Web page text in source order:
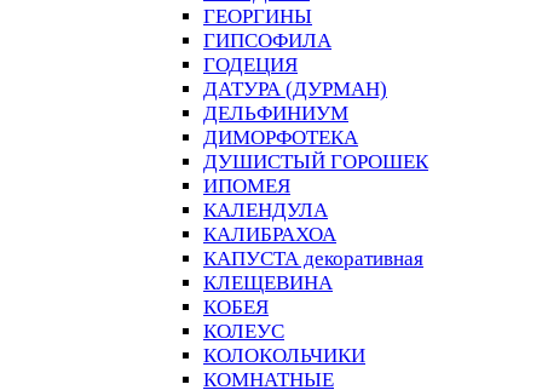
ГЕОРГИНЫ
ГИПСОФИЛА
ГОДЕЦИЯ
ДАТУРА (ДУРМАН)
ДЕЛЬФИНИУМ
ДИМОРФОТЕКА
ДУШИСТЫЙ ГОРОШЕК
ИПОМЕЯ
КАЛЕНДУЛА
КАЛИБРАХОА
КАПУСТА декоративная
КЛЕЩЕВИНА
КОБЕЯ
КОЛЕУС
КОЛОКОЛЬЧИКИ
КОМНАТНЫЕ